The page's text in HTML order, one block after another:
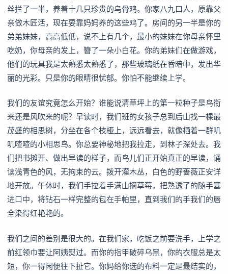
丝拦了一半，养着十几只珍贵的乌骨鸡。你家八九口人，原靠父
亲做木匠活，现在要靠妈妈养的这些鸡了。房间的另一半是你的
弟弟妹妹，高高低低，说不上有几个，最小的妹妹在你母亲怀里
吃奶，你母亲的发上，簪了一朵小白花。你的弟妹们在做游戏，
他们的玩具我是太熟悉太熟悉了，那些玻璃纸在昏暗中，发出华
丽的光彩。只是你的眼睛很忧郁。你怕不能继续上学。
我们的友谊究竟怎么开始？谁能说清草坪上的第一粒种子是鸟衔
来还是风吹来的呢？早读时，我们班的女孩子总到后山找一棵最
茂盛的相思树，分坐在各个枝桠上，远远看去，就像栖着一群叽
叽喳喳的小相思鸟。你总要神秘地把我拉走，到林子深处去。我
们把书摊开、做出早读的样子，而鸟儿们正开始真正的早读，诵
读浅青色的风，无拘束的云。拨开灌木丛，白色的野蔷薇正安详
地开放。午休时，我们手拉着手满山摘草莓，把熟透了的随手塞
进口中，将钻石一样完整的包在手帕里，直到我们的手我们的唇
全染得红艳艳的。
我们之间的差别是很大的。在我们家，吃饭之前要洗手，上学之
前红领巾要让阿姨熨过。而你的指甲破碎乌黑，你的衣服总是太
短，你一得闲便往下扯它。你妈给你选的布料一定是最结实的，